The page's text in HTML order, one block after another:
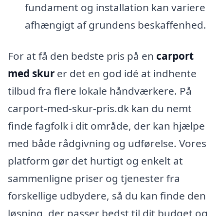
fundament og installation kan variere
afhængigt af grundens beskaffenhed.
For at få den bedste pris på en carport
med skur er det en god idé at indhente
tilbud fra flere lokale håndværkere. På
carport-med-skur-pris.dk kan du nemt
finde fagfolk i dit område, der kan hjælpe
med både rådgivning og udførelse. Vores
platform gør det hurtigt og enkelt at
sammenligne priser og tjenester fra
forskellige udbydere, så du kan finde den
løsning, der passer bedst til dit budget og